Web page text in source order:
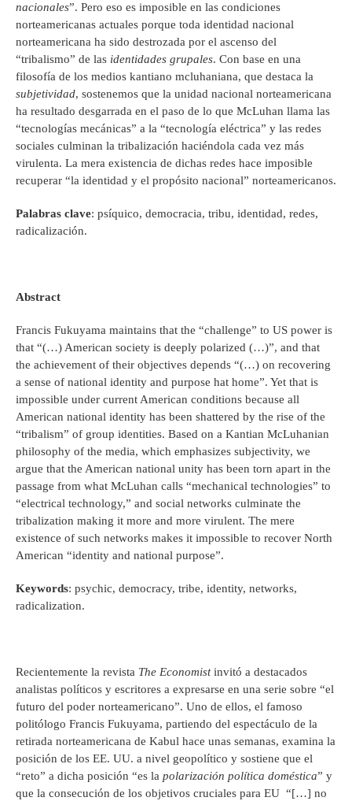
nacionales”. Pero eso es imposible en las condiciones
norteamericanas actuales porque toda identidad nacional
norteamericana ha sido destrozada por el ascenso del
“tribalismo” de las identidades grupales. Con base en una
filosofía de los medios kantiano mcluhaniana, que destaca la
subjetividad, sostenemos que la unidad nacional norteamericana
ha resultado desgarrada en el paso de lo que McLuhan llama las
“tecnologías mecánicas” a la “tecnología eléctrica” y las redes
sociales culminan la tribalización haciéndola cada vez más
virulenta. La mera existencia de dichas redes hace imposible
recuperar “la identidad y el propósito nacional” norteamericanos.
Palabras clave: psíquico, democracia, tribu, identidad, redes,
radicalización.
Abstract
Francis Fukuyama maintains that the “challenge” to US power is
that “(…) American society is deeply polarized (…)”, and that
the achievement of their objectives depends “(…) on recovering
a sense of national identity and purpose hat home”. Yet that is
impossible under current American conditions because all
American national identity has been shattered by the rise of the
“tribalism” of group identities. Based on a Kantian McLuhanian
philosophy of the media, which emphasizes subjectivity, we
argue that the American national unity has been torn apart in the
passage from what McLuhan calls “mechanical technologies” to
“electrical technology,” and social networks culminate the
tribalization making it more and more virulent. The mere
existence of such networks makes it impossible to recover North
American “identity and national purpose”.
Keywords: psychic, democracy, tribe, identity, networks,
radicalization.
Recientemente la revista The Economistinvitó a destacados
analistas políticos y escritores a expresarse en una serie sobre “el
futuro del poder norteamericano”. Uno de ellos, el famoso
politólogo Francis Fukuyama, partiendo del espectáculo de la
retirada norteamericana de Kabul hace unas semanas, examina la
posición de los EE. UU. a nivel geopolítico y sostiene que el
“reto” a dicha posición “es la polarización política doméstica” y
que la consecución de los objetivos cruciales para EU “[…] no